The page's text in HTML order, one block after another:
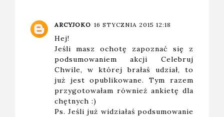
ARCYJOKO 16 STYCZNIA 2015 12:18
Hej!
Jeśli masz ochotę zapoznać się z
podsumowaniem akcji Celebruj
Chwile, w której brałaś udział, to
już jest opublikowane. Tym razem
przygotowałam również ankietę dla
chętnych :)
Ps. Jeśli już widziałaś podsumowanie